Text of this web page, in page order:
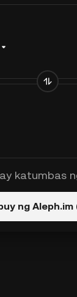
katumbas
ng Aleph.im